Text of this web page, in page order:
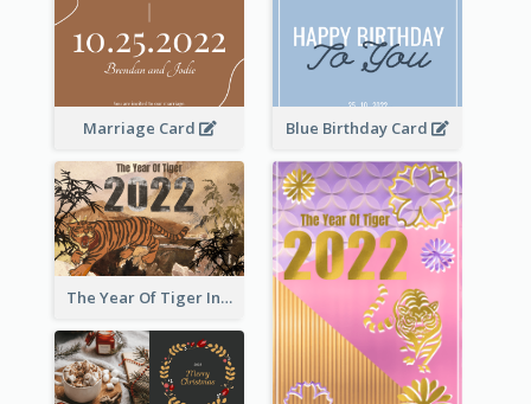
Marriage Card Blue Birthday Card
The Year Of Tiger Ink Illustration New Year Greeting Card